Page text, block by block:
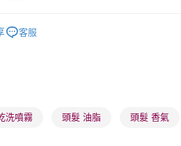
，滿HK$300.00或以上免運費
市) 只顯示可選門市。確認發貨後2-5個
客服
洗噴霧 頭髮 油脂 頭髮 香氣